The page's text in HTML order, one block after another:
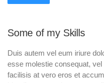
Some of my Skills
Duis autem vel eum iriure
esse molestie consequat,
facilisis at vero eros et